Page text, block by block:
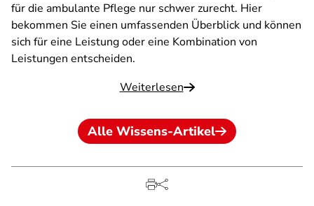
für die ambulante Pflege nur schwer zurecht. Hier
bekommen Sie einen umfassenden Überblick und können
sich für eine Leistung oder eine Kombination von
Leistungen entscheiden.
Weiterlesen
Alle Wissens-Artikel